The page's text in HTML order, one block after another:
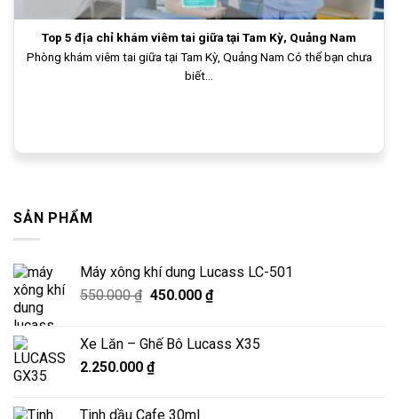
Top 5 địa chỉ khám viêm tai giữa tại Tam Kỳ, Quảng Nam
Phòng khám viêm tai giữa tại Tam Kỳ, Quảng Nam Có thể bạn chưa
biết...
SẢN PHẨM
Máy xông khí dung Lucass LC-501
550.000₫ Giá
550.000 ₫.
450.000 ₫Giá
là:
Xe Lăn – Ghế Bô Lucass X35
2.250.000 ₫
Tinh dầu Cafe 30ml